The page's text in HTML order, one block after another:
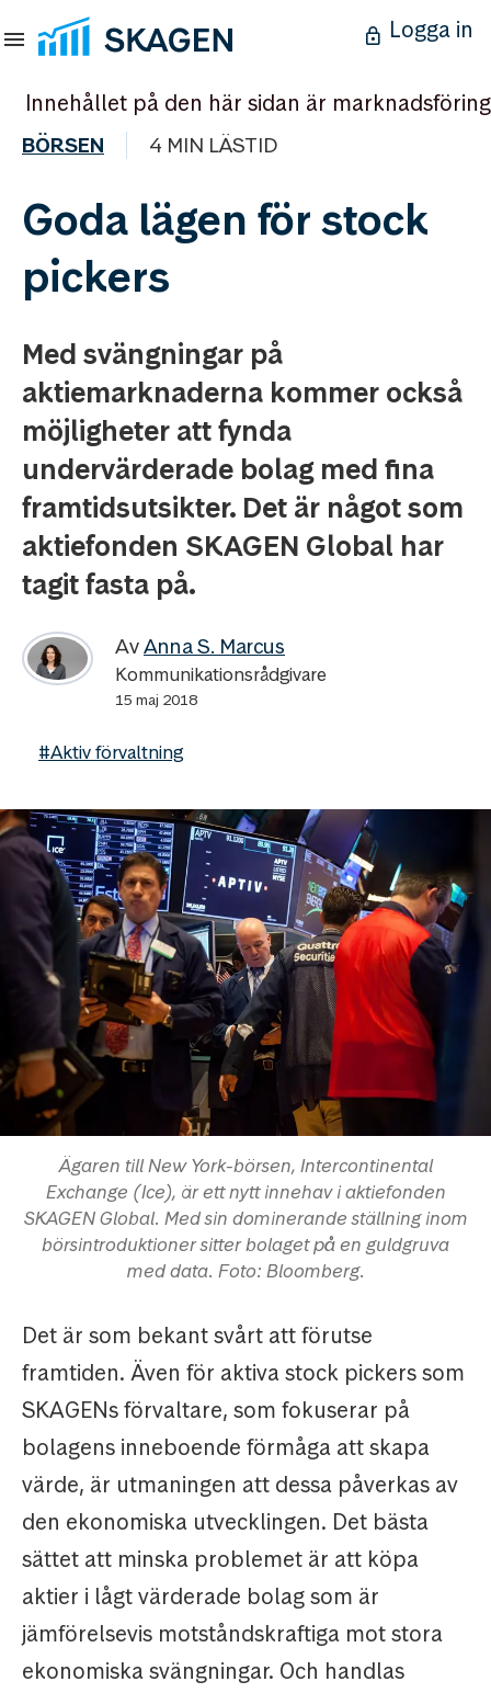
Logga in
Innehållet på den här sidan är marknadsföring
BÖRSEN 4 MIN LÄSTID
Goda lägen för stock
pickers
Med svängningar på
aktiemarknaderna kommer också
möjligheter att fynda
undervärderade bolag med fina
framtidsutsikter. Det är något som
aktiefonden SKAGEN Global har
tagit fasta på.
AvAnna S. Marcus
Kommunikationsrådgivare
15 maj 2018
#Aktiv förvaltning
Ägaren till New York-börsen, Intercontinental
Exchange (Ice), är ett nytt innehav i aktiefonden
SKAGEN Global. Med sin dominerande ställning inom
börsintroduktioner sitter bolaget på en guldgruva
med data. Foto: Bloomberg.
Det är som bekant svårt att förutse
framtiden. Även för aktiva stock pickers som
SKAGENs förvaltare, som fokuserar på
bolagens inneboende förmåga att skapa
värde, är utmaningen att dessa påverkas av
den ekonomiska utvecklingen. Det bästa
sättet att minska problemet är att köpa
aktier i lågt värderade bolag som är
jämförelsevis motståndskraftiga mot stora
ekonomiska svängningar. Och handlas